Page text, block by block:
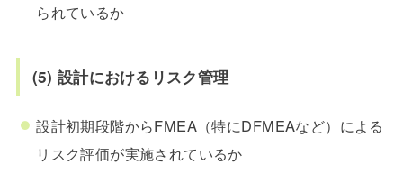
られているか
(5) 設計におけるリスク管理
設計初期段階からFMEA（特にDFMEAなど）による
リスク評価が実施されているか